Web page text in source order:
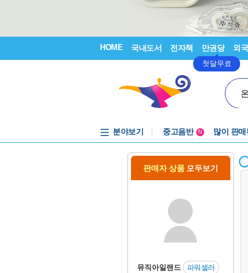
HOME 국내도서 전자책 만권당
첫달무료
외
분야보기
중고음반
중고음반
N 많이 판매
판매자 상품 모두보기
뮤직아일랜드
파워셀러